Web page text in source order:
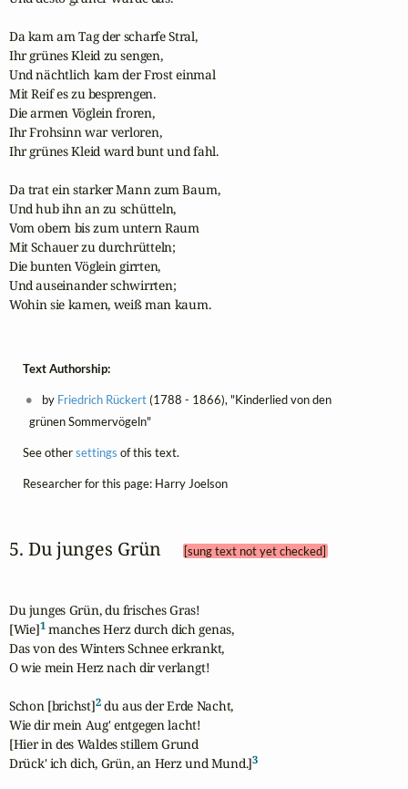
Da kam am Tag der scharfe Stral,
Ihr grünes Kleid zu sengen,
Und nächtlich kam der Frost einmal
Mit Reif es zu besprengen.
Die armen Vöglein froren,
Ihr Frohsinn war verloren,
Ihr grünes Kleid ward bunt und fahl.
Da trat ein starker Mann zum Baum,
Und hub ihn an zu schütteln,
Vom obern bis zum untern Raum
Mit Schauer zu durchrütteln;
Die bunten Vöglein girrten,
Und auseinander schwirrten;
Wohin sie kamen, weiß man kaum.
Text Authorship:
by Friedrich Rückert(1788 - 1866), "Kinderlied von den
grünen Sommervögeln"
See othersettings of this text.
Researcher for this page: Harry Joelson
5. Du junges Grün [sung text not yet checked]
Du junges Grün, du frisches Gras!
[Wie]1 manches Herz durch dich genas,
Das von des Winters Schnee erkrankt,
O wie mein Herz nach dir verlangt!
Schon [brichst]2 du aus der Erde Nacht,
Wie dir mein Aug' entgegen lacht!
[Hier in des Waldes stillem Grund
Drück' ich dich, Grün, an Herz und Mund.]3